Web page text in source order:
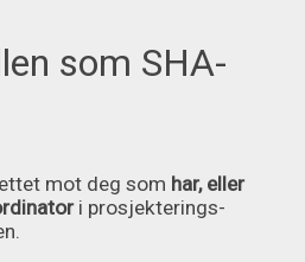
som SHA-
mot deg som har, eller
i prosjekterings-